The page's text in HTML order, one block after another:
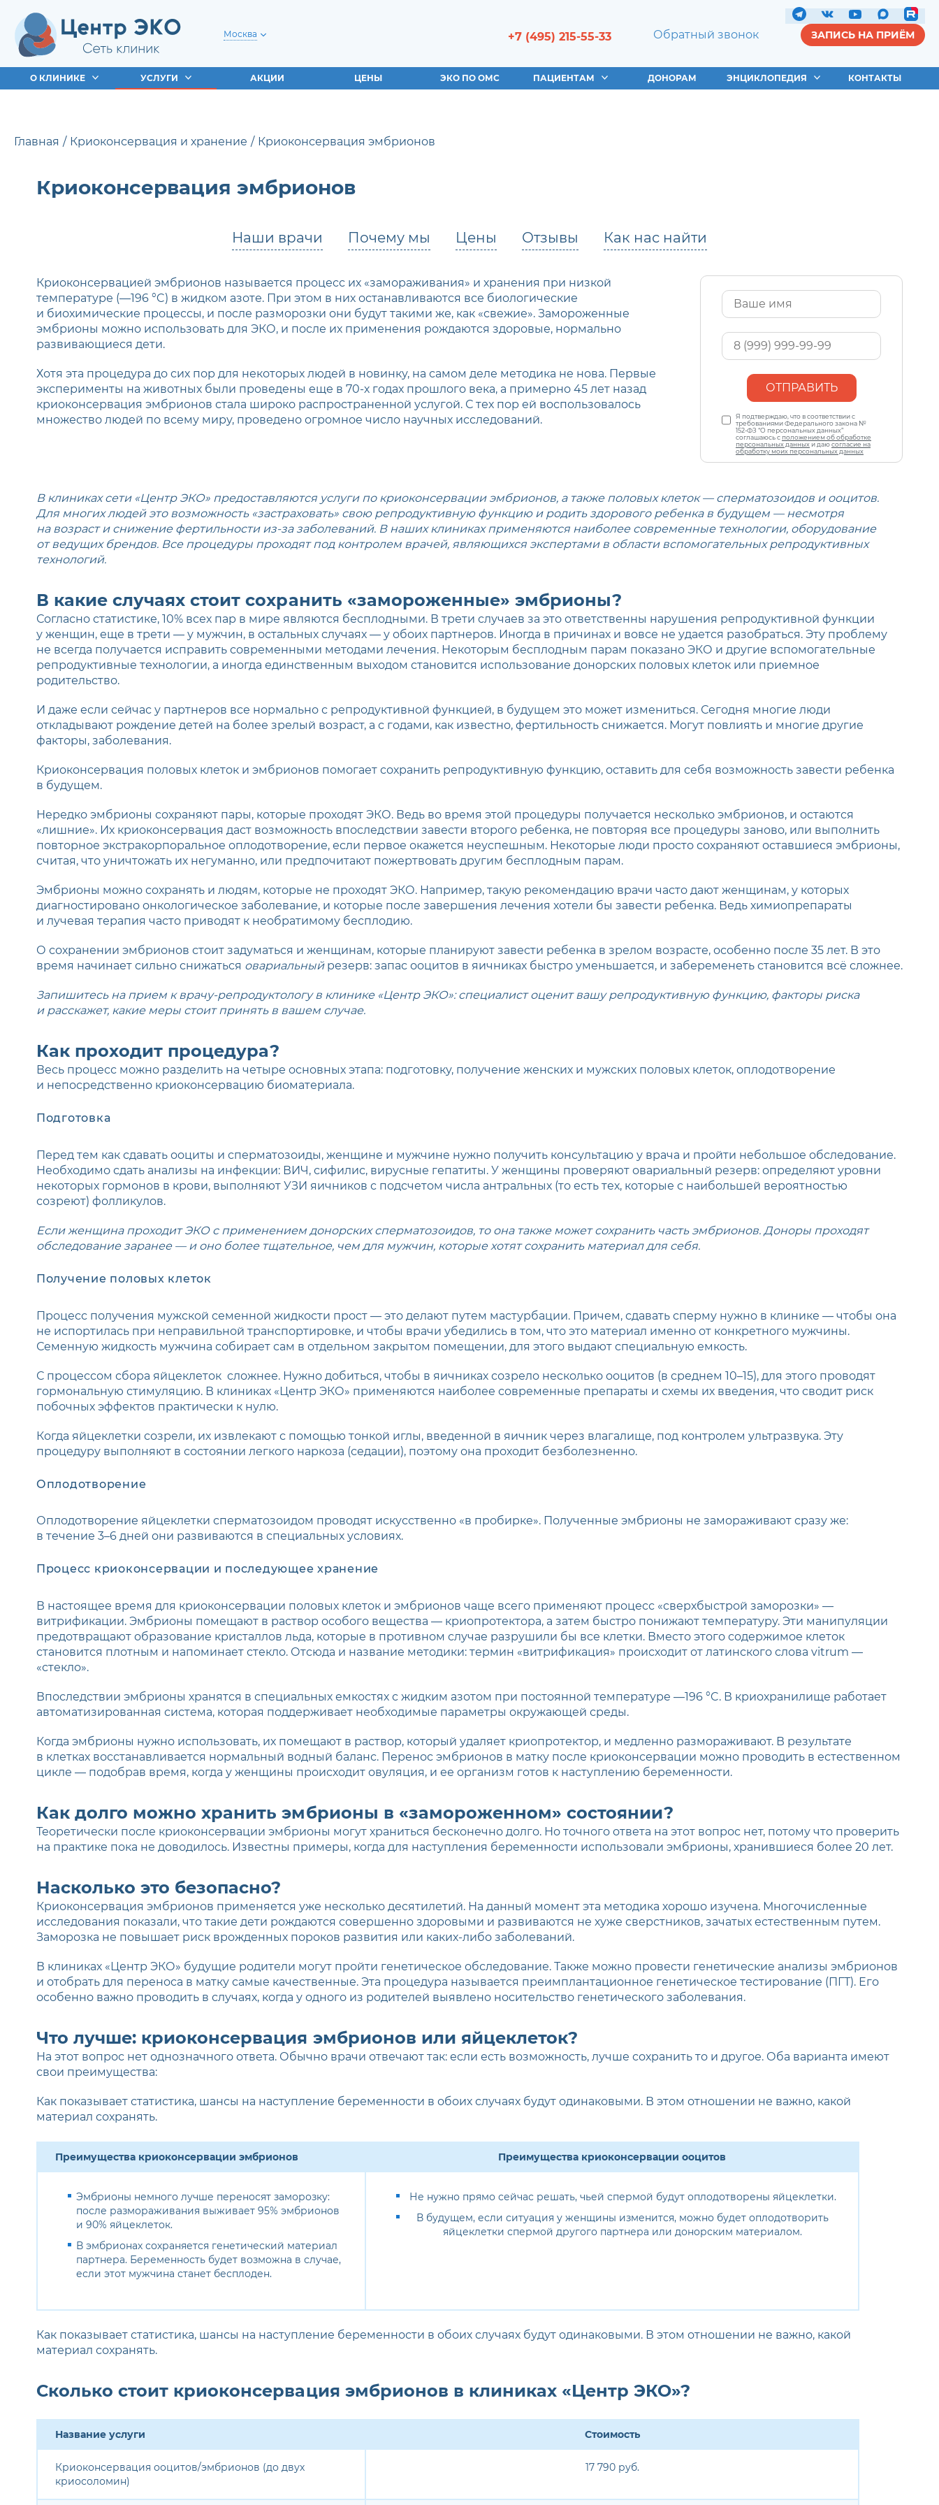
Москва +7 (495) 215-55-33 Обратный звонок ЗАПИСЬ НА ПРИЁМ
О КЛИНИКЕ УСЛУГИ АКЦИИ ЦЕНЫ ЭКО ПО ОМС ПАЦИЕНТАМ ДОНОРАМ ЭНЦИКЛОПЕДИЯ КОНТАКТЫ
Главная Криоконсервация и хранение Криоконсервация эмбрионов
Криоконсервация эмбрионов
Наши врачи Почему мы Цены Отзывы Как нас найти
Имя
*
Ваш
телефон
Персональные
данные
Я подтверждаю, что в соответствии с
требованиями Федерального закона №
152-ФЗ “О персональных данных”
соглашаюсь с положением об обработке
персональных данных и даюсогласие на
обработку моих персональных данных
Криоконсервацией эмбрионов называется процесс их «замораживания» и хранения при низкой
температуре (—196 °C) в жидком азоте. При этом в них останавливаются все биологические
и биохимические процессы, и после разморозки они будут такими же, как «свежие». Замороженные
эмбрионы можно использовать для ЭКО, и после их применения рождаются здоровые, нормально
развивающиеся дети.
Хотя эта процедура до сих пор для некоторых людей в новинку, на самом деле методика не нова. Первые
эксперименты на животных были проведены еще в 70-х годах прошлого века, а примерно 45 лет назад
криоконсервация эмбрионов стала широко распространенной услугой. С тех пор ей воспользовалось
множество людей по всему миру, проведено огромное число научных исследований.
В клиниках сети «Центр ЭКО» предоставляются услуги по криоконсервации эмбрионов, а также половых клеток — сперматозоидов и ооцитов.
Для многих людей это возможность «застраховать» свою репродуктивную функцию и родить здорового ребенка в будущем — несмотря
на возраст и снижение фертильности из-за заболеваний. В наших клиниках применяются наиболее современные технологии, оборудование
от ведущих брендов. Все процедуры проходят под контролем врачей, являющихся экспертами в области вспомогательных репродуктивных
технологий.
В какие случаях стоит сохранить «замороженные» эмбрионы?
Согласно статистике, 10% всех пар в мире являются бесплодными. В трети случаев за это ответственны нарушения репродуктивной функции
у женщин, еще в трети — у мужчин, в остальных случаях — у обоих партнеров. Иногда в причинах и вовсе не удается разобраться. Эту проблему
не всегда получается исправить современными методами лечения. Некоторым бесплодным парам показано ЭКО и другие вспомогательные
репродуктивные технологии, а иногда единственным выходом становится использование донорских половых клеток или приемное
родительство.
И даже если сейчас у партнеров все нормально с репродуктивной функцией, в будущем это может измениться. Сегодня многие люди
откладывают рождение детей на более зрелый возраст, а с годами, как известно, фертильность снижается. Могут повлиять и многие другие
факторы, заболевания.
Криоконсервация половых клеток и эмбрионов помогает сохранить репродуктивную функцию, оставить для себя возможность завести ребенка
в будущем.
Нередко эмбрионы сохраняют пары, которые проходят ЭКО. Ведь во время этой процедуры получается несколько эмбрионов, и остаются
«лишние». Их криоконсервация даст возможность впоследствии завести второго ребенка, не повторяя все процедуры заново, или выполнить
повторное экстракорпоральное оплодотворение, если первое окажется неуспешным. Некоторые люди просто сохраняют оставшиеся эмбрионы,
считая, что уничтожать их негуманно, или предпочитают пожертвовать другим бесплодным парам.
Эмбрионы можно сохранять и людям, которые не проходят ЭКО. Например, такую рекомендацию врачи часто дают женщинам, у которых
диагностировано онкологическое заболевание, и которые после завершения лечения хотели бы завести ребенка. Ведь химиопрепараты
и лучевая терапия часто приводят к необратимому бесплодию.
О сохранении эмбрионов стоит задуматься и женщинам, которые планируют завести ребенка в зрелом возрасте, особенно после 35 лет. В это
время начинает сильно снижаться овариальныйрезерв: запас ооцитов в яичниках быстро уменьшается, и забеременеть становится всё сложнее.
Запишитесь на прием к врачу-репродуктологу в клинике «Центр ЭКО»: специалист оценит вашу репродуктивную функцию, факторы риска
и расскажет, какие меры стоит принять в вашем случае.
Как проходит процедура?
Весь процесс можно разделить на четыре основных этапа: подготовку, получение женских и мужских половых клеток, оплодотворение
и непосредственно криоконсервацию биоматериала.
Подготовка
Перед тем как сдавать ооциты и сперматозоиды, женщине и мужчине нужно получить консультацию у врача и пройти небольшое обследование.
Необходимо сдать анализы на инфекции: ВИЧ, сифилис, вирусные гепатиты. У женщины проверяют овариальный резерв: определяют уровни
некоторых гормонов в крови, выполняют УЗИ яичников с подсчетом числа антральных (то есть тех, которые с наибольшей вероятностью
созреют) фолликулов.
Если женщина проходит ЭКО с применением донорских сперматозоидов, то она также может сохранить часть эмбрионов. Доноры проходят
обследование заранее — и оно более тщательное, чем для мужчин, которые хотят сохранить материал для себя.
Получение половых клеток
Процесс получения мужской семенной жидкости прост — это делают путем мастурбации. Причем, сдавать сперму нужно в клинике — чтобы она
не испортилась при неправильной транспортировке, и чтобы врачи убедились в том, что это материал именно от конкретного мужчины.
Семенную жидкость мужчина собирает сам в отдельном закрытом помещении, для этого выдают специальную емкость.
С процессом сбора яйцеклеток сложнее. Нужно добиться, чтобы в яичниках созрело несколько ооцитов (в среднем 10–15), для этого проводят
гормональную стимуляцию. В клиниках «Центр ЭКО» применяются наиболее современные препараты и схемы их введения, что сводит риск
побочных эффектов практически к нулю.
Когда яйцеклетки созрели, их извлекают с помощью тонкой иглы, введенной в яичник через влагалище, под контролем ультразвука. Эту
процедуру выполняют в состоянии легкого наркоза (седации), поэтому она проходит безболезненно.
Оплодотворение
Оплодотворение яйцеклетки сперматозоидом проводят искусственно «в пробирке». Полученные эмбрионы не замораживают сразу же:
в течение 3–6 дней они развиваются в специальных условиях.
Процесс криоконсервации и последующее хранение
В настоящее время для криоконсервации половых клеток и эмбрионов чаще всего применяют процесс «сверхбыстрой заморозки» —
витрификации. Эмбрионы помещают в раствор особого вещества — криопротектора, а затем быстро понижают температуру. Эти манипуляции
предотвращают образование кристаллов льда, которые в противном случае разрушили бы все клетки. Вместо этого содержимое клеток
становится плотным и напоминает стекло. Отсюда и название методики: термин «витрификация» происходит от латинского слова vitrum —
«стекло».
Впоследствии эмбрионы хранятся в специальных емкостях с жидким азотом при постоянной температуре —196 °C. В криохранилище работает
автоматизированная система, которая поддерживает необходимые параметры окружающей среды.
Когда эмбрионы нужно использовать, их помещают в раствор, который удаляет криопротектор, и медленно размораживают. В результате
в клетках восстанавливается нормальный водный баланс. Перенос эмбрионов в матку после криоконсервации можно проводить в естественном
цикле — подобрав время, когда у женщины происходит овуляция, и ее организм готов к наступлению беременности.
Как долго можно хранить эмбрионы в «замороженном» состоянии?
Теоретически после криоконсервации эмбрионы могут храниться бесконечно долго. Но точного ответа на этот вопрос нет, потому что проверить
на практике пока не доводилось. Известны примеры, когда для наступления беременности использовали эмбрионы, хранившиеся более 20 лет.
Насколько это безопасно?
Криоконсервация эмбрионов применяется уже несколько десятилетий. На данный момент эта методика хорошо изучена. Многочисленные
исследования показали, что такие дети рождаются совершенно здоровыми и развиваются не хуже сверстников, зачатых естественным путем.
Заморозка не повышает риск врожденных пороков развития или каких-либо заболеваний.
В клиниках «Центр ЭКО» будущие родители могут пройти генетическое обследование. Также можно провести генетические анализы эмбрионов
и отобрать для переноса в матку самые качественные. Эта процедура называется преимплантационное генетическое тестирование (ПГТ). Его
особенно важно проводить в случаях, когда у одного из родителей выявлено носительство генетического заболевания.
Что лучше: криоконсервация эмбрионов или яйцеклеток?
На этот вопрос нет однозначного ответа. Обычно врачи отвечают так: если есть возможность, лучше сохранить то и другое. Оба варианта имеют
свои преимущества:
Как показывает статистика, шансы на наступление беременности в обоих случаях будут одинаковыми. В этом отношении не важно, какой
материал сохранять.
Преимущества криоконсервации эмбрионов Преимущества криоконсервации ооцитов
Эмбрионы немного лучше переносят заморозку:
после размораживания выживает 95% эмбрионов
и 90% яйцеклеток.
В эмбрионах сохраняется генетический материал
партнера. Беременность будет возможна в случае,
если этот мужчина станет бесплоден.
Не нужно прямо сейчас решать, чьей спермой будут оплодотворены яйцеклетки.
В будущем, если ситуация у женщины изменится, можно будет оплодотворить
яйцеклетки спермой другого партнера или донорским материалом.
Как показывает статистика, шансы на наступление беременности в обоих случаях будут одинаковыми. В этом отношении не важно, какой
материал сохранять.
Сколько стоит криоконсервация эмбрионов в клиниках «Центр ЭКО»?
Название услуги Стоимость
Криоконсервация ооцитов/эмбрионов (до двух
криосоломин)
17 790 руб.